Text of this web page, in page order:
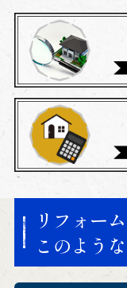
リフォー
このよう